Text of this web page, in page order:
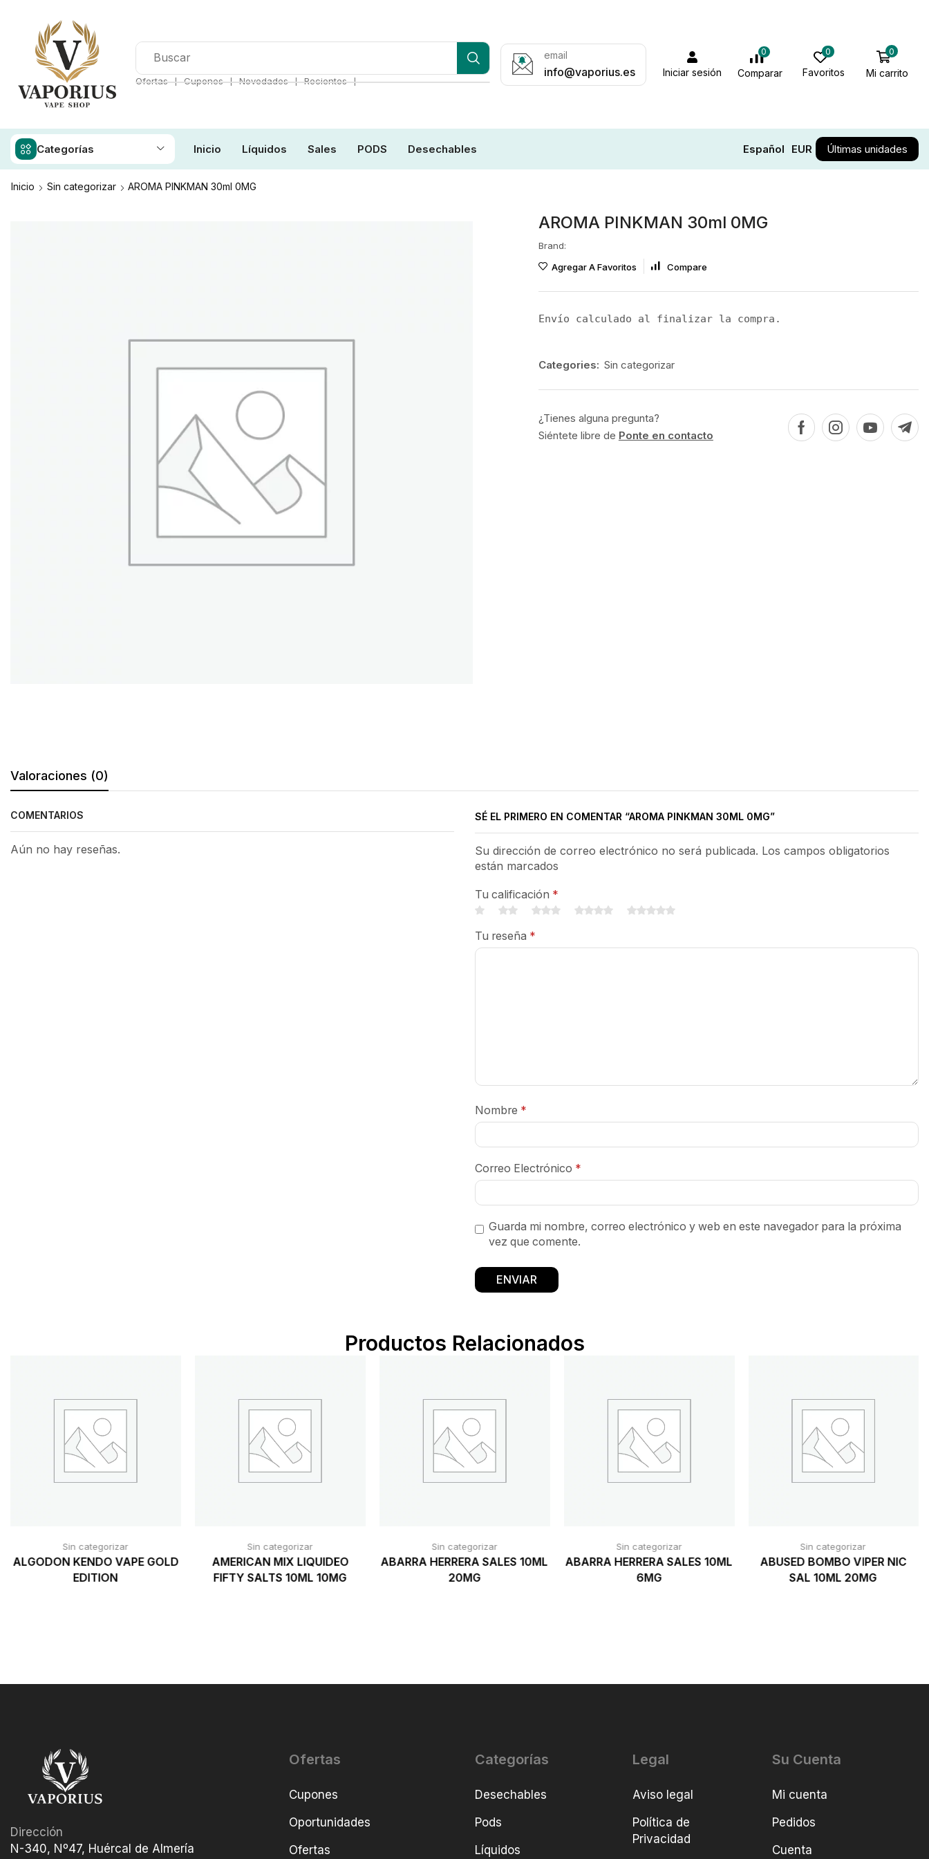
Ofertas ❘ Cupones ❘ Novedades ❘ Recientes ❘
email
info@vaporius.es Iniciar sesión
0
Comparar
0
Favoritos
0
Mi carrito
Categorías Inicio Líquidos Sales PODS Desechables Español EUR Últimas unidades
Inicio Sin categorizar AROMA PINKMAN 30ml 0MG
AROMA PINKMAN 30ml 0MG
Brand:
Agregar A Favoritos
Compare
Envío calculado al finalizar la compra.
Categories: Sin categorizar
¿Tienes alguna pregunta?
Siéntete libre de Ponte en contacto
Valoraciones (0)
COMENTARIOS
Aún no hay reseñas.
SÉ EL PRIMERO EN COMENTAR “AROMA PINKMAN 30ML 0MG”
Su dirección de correo electrónico no será publicada. Los campos obligatorios
están marcados
Tu calificación *
Tu reseña *
Nombre *
Correo Electrónico *
Guarda mi nombre, correo electrónico y web en este navegador para la próxima
vez que comente.
Productos Relacionados
Sin categorizar
ALGODON KENDO VAPE GOLD
EDITION
Sin categorizar
AMERICAN MIX LIQUIDEO
FIFTY SALTS 10ML 10MG
Sin categorizar
ABARRA HERRERA SALES 10ML
20MG
Sin categorizar
ABARRA HERRERA SALES 10ML
6MG
Sin categorizar
ABUSED BOMBO VIPER NIC
SAL 10ML 20MG
Dirección
N-340, Nº47, Huércal de Almería
Ofertas
Cupones
Oportunidades
Ofertas
Categorías
Desechables
Pods
Líquidos
Legal
Aviso legal
Política de
Privacidad
Su Cuenta
Mi cuenta
Pedidos
Cuenta